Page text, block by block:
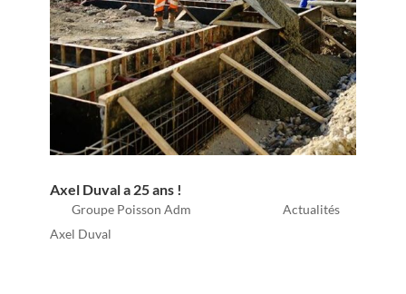
Axel Duval a 25 ans !
Groupe Poisson Adm Actualités,
Axel Duval